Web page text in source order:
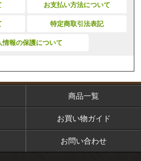
お支払い方法について
特定商取引法表記
情報の保護について
商品一覧
お買い物ガイド
お問い合わせ